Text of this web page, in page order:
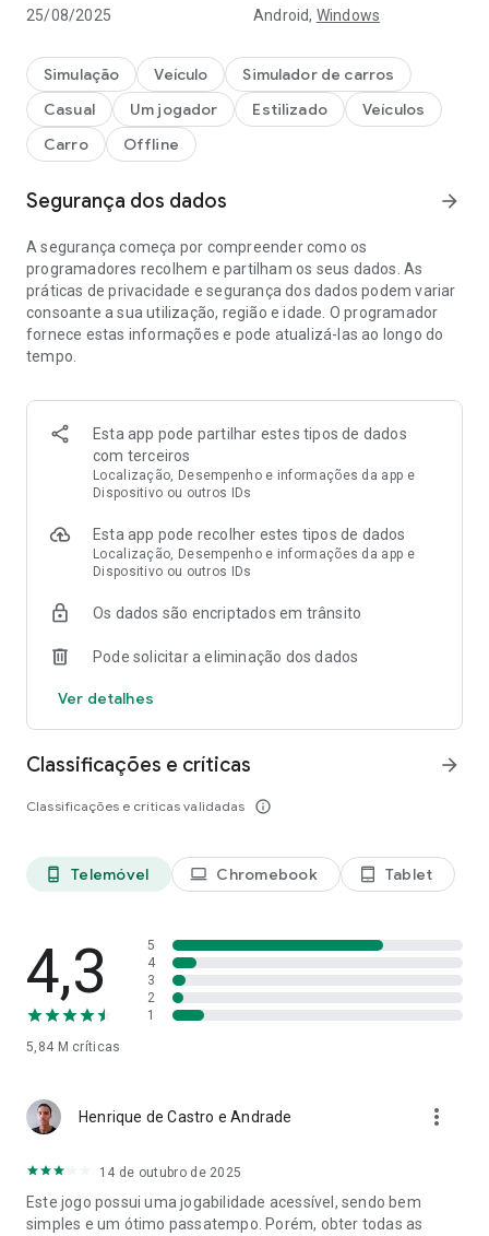
25/08/2025 Android, Windows
Simulação Veículo
Simulador de carros
Casual
Um jogador Estilizado
Veículos
Carro
Offline
Segurança dos dados arrow_forward
A segurança começa por compreender como os
programadores recolhem e partilham os seus dados. As
práticas de privacidade e segurança dos dados podem variar
consoante a sua utilização, região e idade. O programador
fornece estas informações e pode atualizá-las ao longo do
tempo.
Esta app pode partilhar estes tipos de dados
com terceiros
Localização, Desempenho e informações da app e
Dispositivo ou outros IDs
Esta app pode recolher estes tipos de dados
Localização, Desempenho e informações da app e
Dispositivo ou outros IDs
Os dados são encriptados em trânsito
Pode solicitar a eliminação dos dados
Ver detalhes
Classificações e críticas
Classificações e críticas validadas info_outline
arrow_forward
phone_android Telemóvel laptop Chromebook tablet_android Tablet
4,3
5,84 M críticas
5
4
3
2
1
Henrique de Castro e Andrade more_vert
14 de outubro de 2025
Este jogo possui uma jogabilidade acessível, sendo bem
simples e um ótimo passatempo. Porém, obter todas as